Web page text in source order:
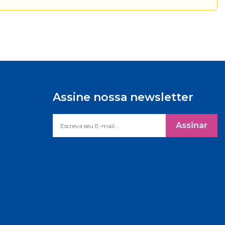
Assine nossa newsletter
Assinar